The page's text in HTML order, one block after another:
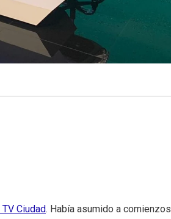
TV Ciudad. Había asumido a comienzos